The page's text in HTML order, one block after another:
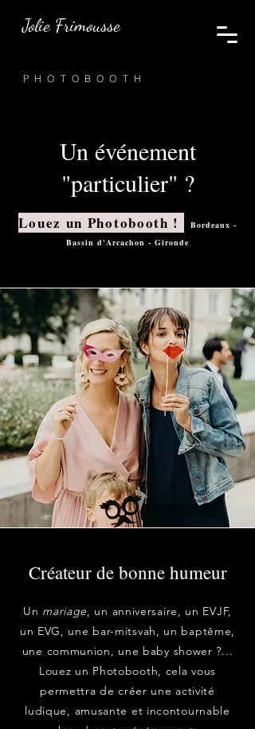
Jolie Frimousse
PHOTOBOOTH
Un événement
"particulier" ?
Louez un Photobooth !
Bordeaux -
Bassin d'Arcachon - Gironde
Créateur de bonne humeur
Un mariage, un anniversaire, un EVJF,
un EVG, une bar-mitsvah, un baptême,
une communion, une baby shower ?...
Louez un Photobooth, cela vous
permettra de créer une activité
ludique, amusante et incontournable